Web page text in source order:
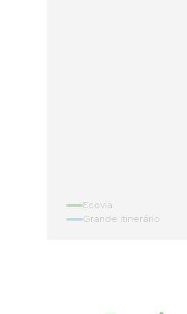
Ecovia
Grande itinerário